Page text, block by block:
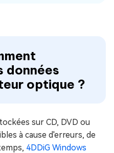
données
optique ?
sur CD, DVD ou
à cause d'erreurs, de
4DDiG Windows